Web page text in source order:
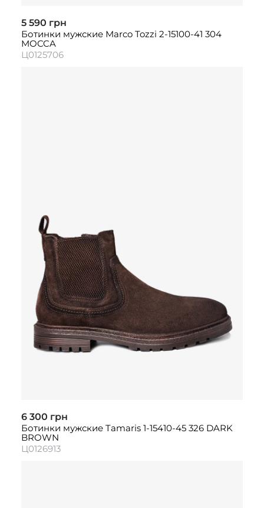
5 590 грн
Ботинки мужские Marco Tozzi 2-15100-41 304
MOCCA
Ц0125706
6 300 грн
Ботинки мужские Tamaris 1-15410-45 326 DARK
BROWN
Ц0126913